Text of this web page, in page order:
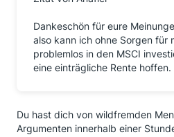
Dankeschön für eure
also kann ich ohne Sorgen für
problemlos in den MSCI
eine einträgliche Rente hoffen.
Du hast dich von wildfremden
Argumenten innerhalb einer